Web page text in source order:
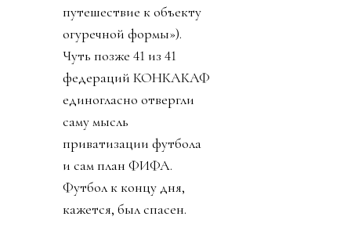
путешествие к объекту
огуречной формы»).
Чуть позже 41 из 41
федераций КОНКАКАФ
единогласно отвергли
саму мысль
приватизации футбола
и сам план ФИФА.
Футбол к концу дня,
кажется, был спасен.